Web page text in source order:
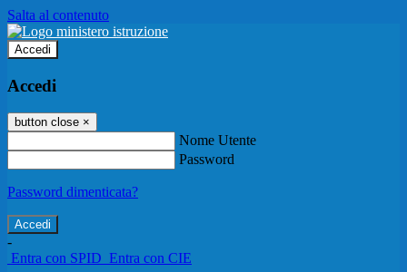
Salta al contenuto
Accedi
Accedi
button close ×
Nome Utente
Password
Password dimenticata?
-
Entra con SPID Entra con CIE